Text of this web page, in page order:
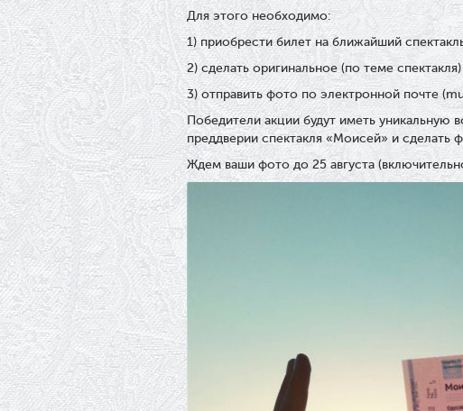
Для этого необходимо:
1) приобрести билет на ближайший
2) сделать оригинальное (по теме
3) отправить фото по электронной почте
Победители акции будут иметь уникальную
преддверии спектакля «Моисей» и
Ждем ваши фото до 25 августа